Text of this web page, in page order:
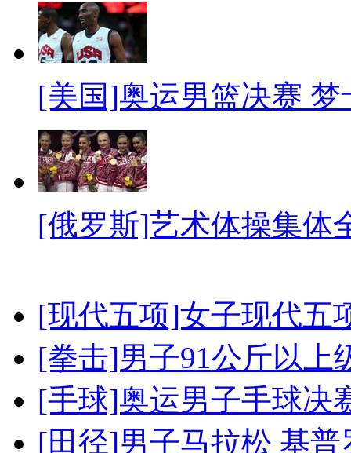
[美国]奥运男篮决赛
[俄罗斯]艺术体操集体
[现代五项]女子现代五
[拳击]男子91公斤以上
[手球]奥运男子手球决
[田径]男子马拉松 基